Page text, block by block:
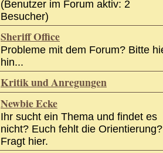
(Benutzer im Forum aktiv: 2
Besucher)
Sheriff Office
Probleme mit dem Forum? Bitte
hin...
Kritik und Anregungen
Newbie Ecke
Ihr sucht ein Thema und findet es
nicht? Euch fehlt die Orientierung?
Fragt hier.